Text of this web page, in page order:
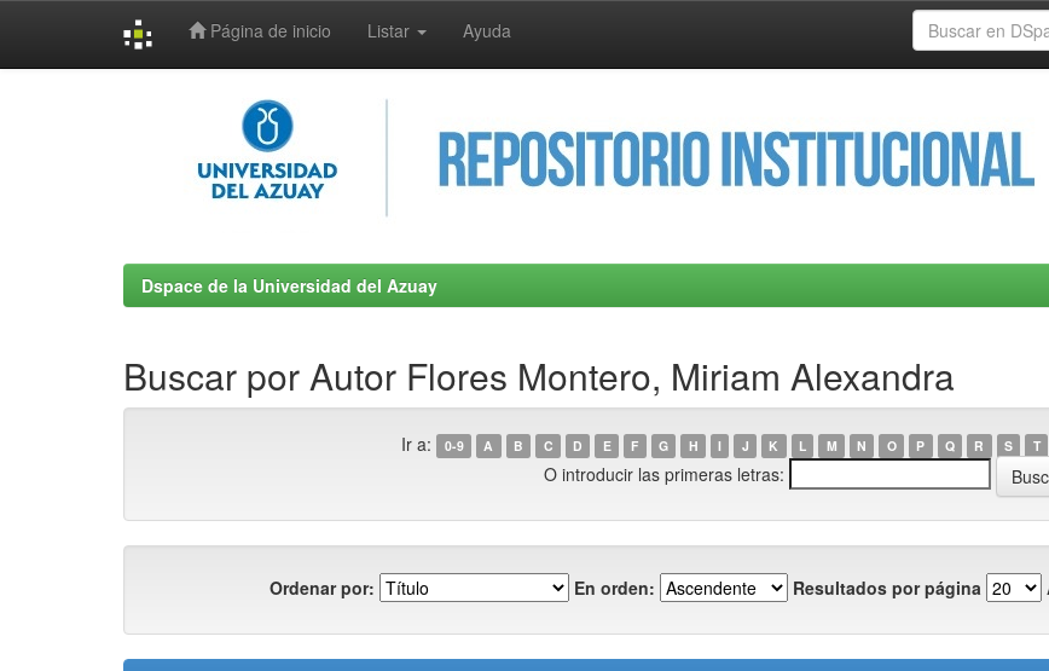
Página de inicio Listar Ayuda
Dspace de la Universidad del Azuay
Buscar por Autor Flores Montero, Miriam Alexandra
Ir a: 0-9 A B C D E F G H I J K L M N O P Q R S T
O introducir las primeras letras:
Ordenar por: En orden: Resultados por página